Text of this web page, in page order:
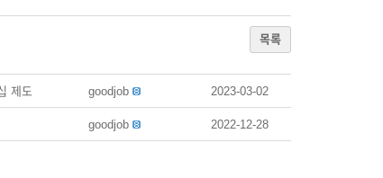
목록
제도 goodjob 2023-03-02
goodjob 2022-12-28